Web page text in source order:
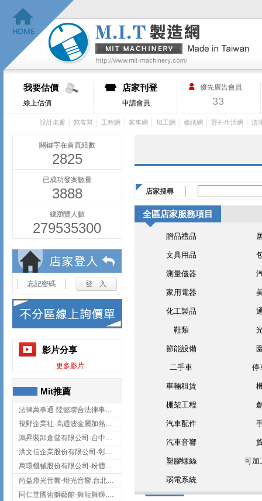
我要估價
線上估價
店家刊登
申請會員
優先廣告會員
33
設計老爹 窩客幫 工程網 家事網 加工網 修繕網 野外生活網 清
關鍵字在首頁組數
2825
已成功發案數量
3888
總瀏覽人數
279535300
忘記密碼
影片分享
更多影片
Mit推薦
法律萬事通-陸懿聯合法律事務所
視野企業社-高週波金屬加熱設備,彰化高週波金屬加熱設備
鴻昇裝卸倉儲有限公司-台中貨櫃裝卸
洪文信企業股份有限公司-彰化鋅合金鑄造,彰化五金加工,彰化五金配件
萬環機械股份有限公司-粉體塗裝設備,輸送機,輸送機設備,台南輸送機
尚益燈光音響-燈光音響,台北燈光音響,台北燈光音響出租
同仁堂國術獅藝館-舞龍舞獅,台中舞龍舞獅
店家搜尋
全區店家服務項目
贈品禮品
文具用品
測量儀器
家用電器
化工製品
鞋類
節能設備
二手車 停
車輛租賃
棚架工程
汽車配件
汽車音響
塑膠螺絲 可加
弱電系統